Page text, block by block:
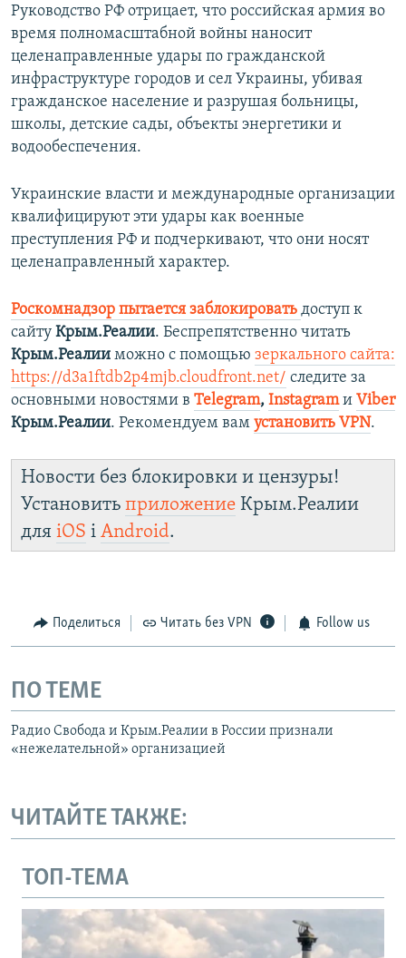
Руководство РФ отрицает, что российская армия во
время полномасштабной войны наносит
целенаправленные удары по гражданской
инфраструктуре городов и сел Украины, убивая
гражданское население и разрушая больницы,
школы, детские сады, объекты энергетики и
водообеспечения.
Украинские власти и международные организации
квалифицируют эти удары как военные
преступления РФ и подчеркивают, что они носят
целенаправленный характер.
Роскомнадзор пытается заблокировать доступ к
сайту Крым.Реалии. Беспрепятственно читать
Крым.Реалии можно с помощью зеркального сайта:
https://d3a1ftdb2p4mjb.cloudfront.net/ следите за
основными новостями в Telegram, Instagramи Viber
Крым.Реалии. Рекомендуем вам установить VPN.
Новости без блокировки и цензуры!
Установить приложение Крым.Реалии
для iOS і Android.
Поделиться Читать без VPN Follow us
ПО ТЕМЕ
Радио Свобода и Крым.Реалии в России признали
«нежелательной» организацией
ЧИТАЙТЕ ТАКЖЕ:
ТОП-ТЕМА